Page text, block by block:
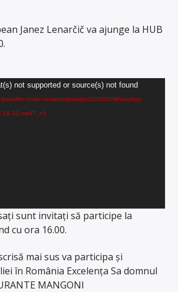
Janez Lenarčič va ajunge la HUB
not supported or source(s) not found
jurnalfm.ro/wp-content/uploads/2022/03/WhatsApp-
sunt invitați să participe la
cu ora 16.00.
mai sus va participa și
în România Excelența Sa domnul
MANGONI